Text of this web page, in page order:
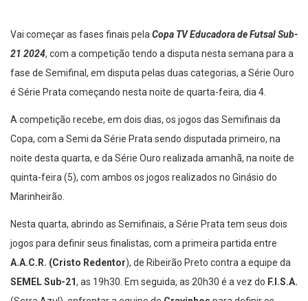
Vai começar as fases finais pelaCopa TV Educadora de Futsal Sub-
21 2024, com a competição tendo a disputa nesta semana para a
fase de Semifinal, em disputa pelas duas categorias, a Série Ouro
é Série Prata começando nesta noite de quarta-feira, dia 4.
A competição recebe, em dois dias, os jogos das Semifinais da
Copa, com a Semi da Série Prata sendo disputada primeiro, na
noite desta quarta, e da Série Ouro realizada amanhã, na noite de
quinta-feira (5), com ambos os jogos realizados no Ginásio do
Marinheirão.
Nesta quarta, abrindo as Semifinais, a Série Prata tem seus dois
jogos para definir seus finalistas, com a primeira partida entre
A.A.C.R. (Cristo Redentor), de Ribeirão Preto contra a equipe da
SEMEL Sub-21, as 19h30. Em seguida, as 20h30 é a vez do F.I.S.A.